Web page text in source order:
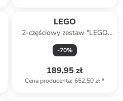
LEGO
2-częściowy zestaw "LEGO
Sparkle" w kolorze różowym -
24 x 39,5 x 17 cm
-70%
189,95 zł
Cena producenta: 652,50 zł*